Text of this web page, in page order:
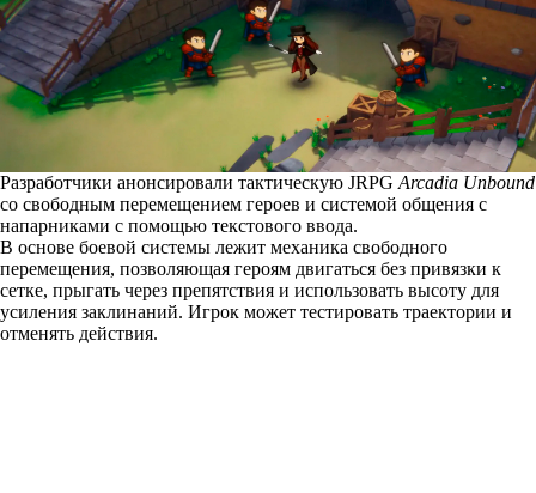
Разработчики анонсировали тактическую JRPG Arcadia Unbound
со свободным перемещением героев и системой общения с
напарниками с помощью текстового ввода.
В основе боевой системы лежит механика свободного
перемещения, позволяющая героям двигаться без привязки к
сетке, прыгать через препятствия и использовать высоту для
усиления заклинаний. Игрок может тестировать траектории и
отменять действия.